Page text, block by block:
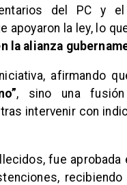
del PC y
apoyaron la ley, lo
la alianza
afirmando
, sino una
intervenir con
fue aprobada
recibiendo